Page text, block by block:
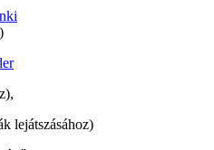
lejátszásához)